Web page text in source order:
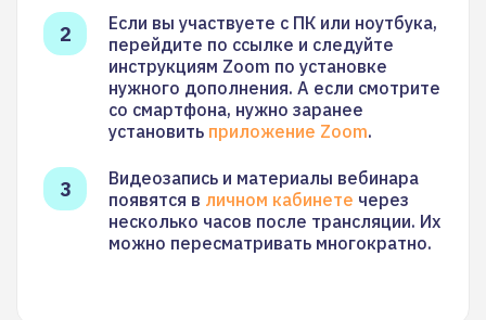
Если вы участвуете с ПК или ноутбука,
перейдите по ссылке и следуйте
инструкциям Zoom по установке
нужного дополнения. А если смотрите
со смартфона, нужно заранее
установить приложение Zoom.
Видеозапись и материалы вебинара
появятся в личном кабинете через
несколько часов после трансляции. Их
можно пересматривать многократно.